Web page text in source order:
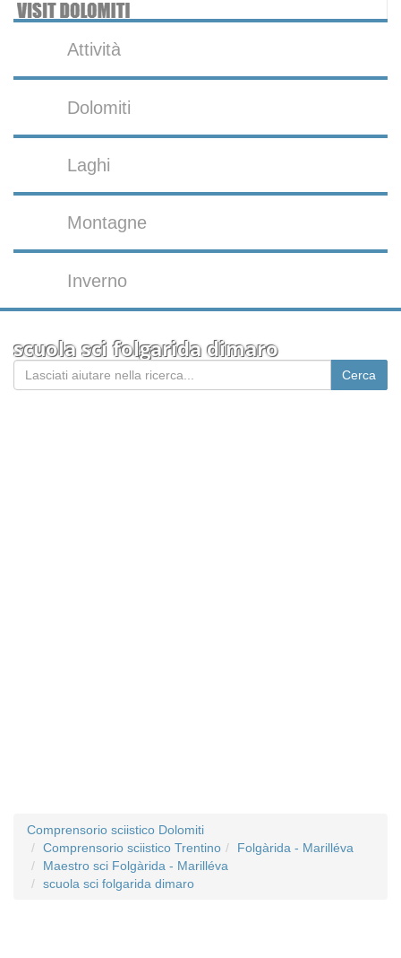
Attività
Dolomiti
Laghi
Montagne
Inverno
scuola sci folgarida dimaro
Comprensorio sciistico Dolomiti
Comprensorio sciistico Trentino
Folgàrida - Marilléva
Maestro sci Folgàrida - Marilléva
scuola sci folgarida dimaro